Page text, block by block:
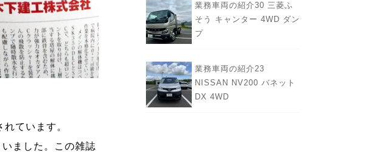
ています。
ました。この雑誌
業務車両の紹介30 三菱ふ
そう キャンター 4WD ダン
プ
業務車両の紹介23
NISSAN NV200 バネット
DX 4WD